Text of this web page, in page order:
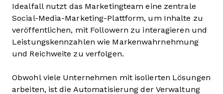
Idealfall nutzt das Marketingteam eine zentrale
Social-Media-Marketing-Plattform, um Inhalte zu
veröffentlichen, mit Followern zu interagieren und
Leistungskennzahlen wie Markenwahrnehmung
und Reichweite zu verfolgen.
Obwohl viele Unternehmen mit isolierten Lösungen
arbeiten, ist die Automatisierung der Verwaltung